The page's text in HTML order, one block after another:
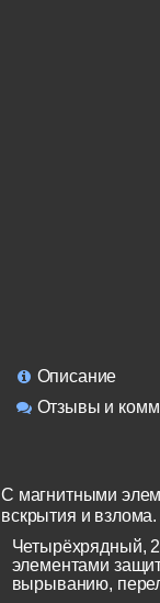
Описание
Отзывы и
C магнитными
вскрытия и взлома.
Четырёхрядный,
элементами
вырыванию,